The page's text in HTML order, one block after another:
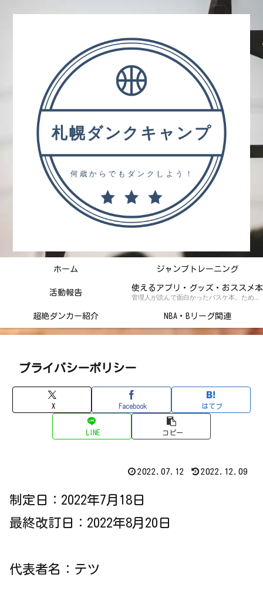
ホーム ジャンプトレーニング
活動報告
使えるアプリ・グッズ・おススメ本
管理人が読んで面白かったバスケ本。ためになるトレーニング本の紹介記事！
超絶ダンカー紹介 NBA・Bリーグ関連
プライバシーポリシー
X Facebook はてブ
LINE コピー
2022.07.12 2022.12.09
制定日：2022年7月18日
最終改訂日：2022年8月20日
代表者名：テツ